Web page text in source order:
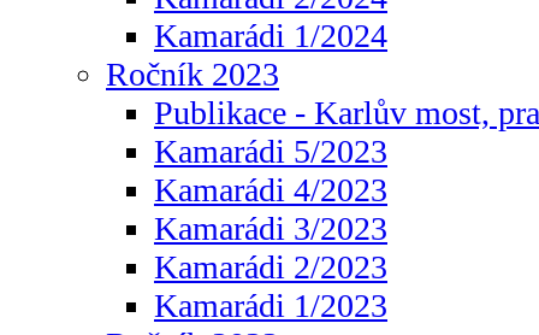
Kamarádi 1/2024
Ročník 2023
Publikace - Karlův most,
Kamarádi 5/2023
Kamarádi 4/2023
Kamarádi 3/2023
Kamarádi 2/2023
Kamarádi 1/2023